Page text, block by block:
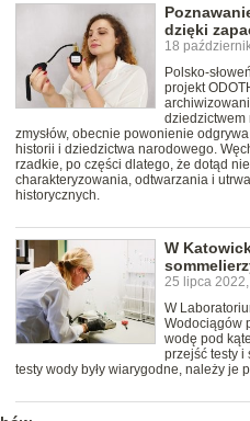
dzięki
18
Polsko-
projekt
dziedzictwem
zmysłów, obecnie powonienie
historii i dziedzictwa narodowego.
rzadkie, po części dlatego, że dotąd
charakteryzowania, odtwarzania i
historycznych.
W
25 lipca
W
Wodociągów
wodę pod
przejść testy i
testy wody były wiarygodne, należy je